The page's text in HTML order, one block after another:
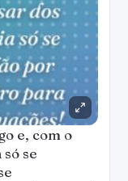
e, com o
se